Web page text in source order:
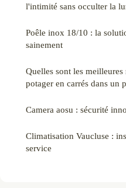
l'intimité sans occulter la
Poêle inox 18/10 : la
sainement
Quelles sont les
potager en carrés dans un
Camera aosu : sécurité
Climatisation Vaucluse :
service